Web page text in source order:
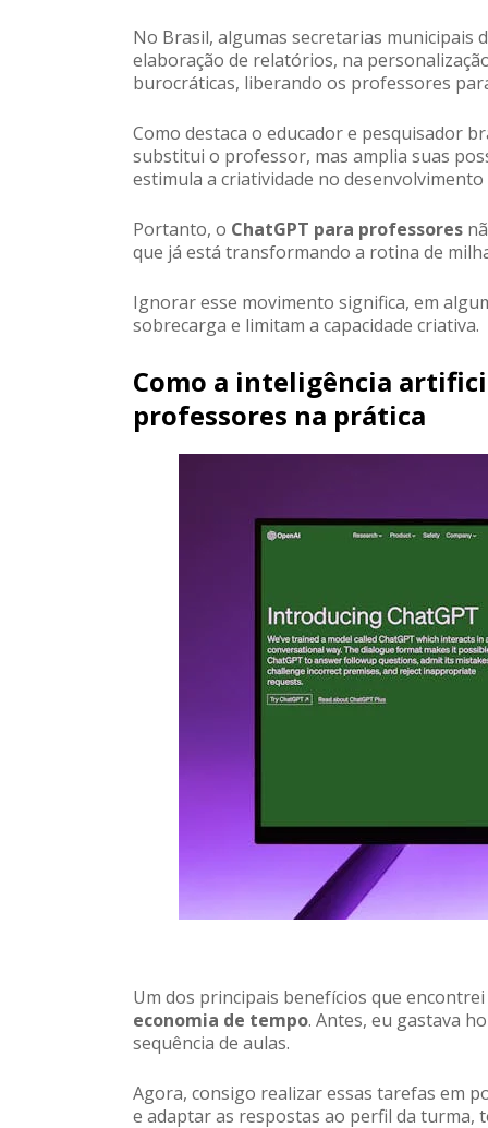
No Brasil, algumas secretarias municipais
elaboração de relatórios, na
burocráticas, liberando os professores
Como destaca o educador e pesquisador
substitui o professor, mas amplia suas
estimula a criatividade no
Portanto, o ChatGPT para professores
que já está transformando a rotina de
Ignorar esse movimento significa, em
sobrecarga e limitam a capacidade criativa.
Como a inteligência
professores na prática
Um dos principais benefícios que
economia de tempo. Antes, eu gastava
sequência de aulas.
Agora, consigo realizar essas tarefas em
e adaptar as respostas ao perfil da turma,